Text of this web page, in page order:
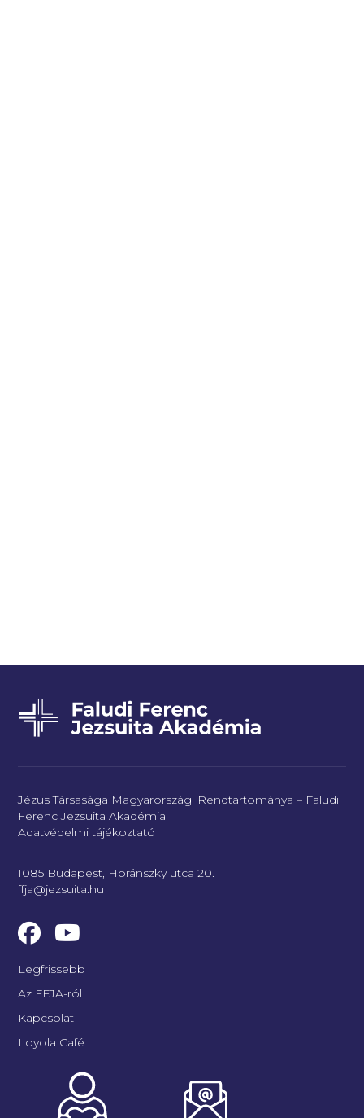
Jézus Társasága Magyarországi Rendtartománya – Faludi
Ferenc Jezsuita Akadémia
Adatvédelmi tájékoztató
1085 Budapest, Horánszky utca 20.
ffja@jezsuita.hu
Legfrissebb
Az FFJA-ról
Kapcsolat
Loyola Café